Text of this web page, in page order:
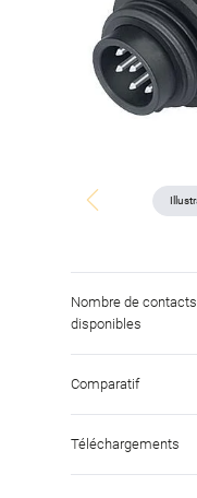
Nombre de contacts
disponibles
Comparatif
Téléchargements